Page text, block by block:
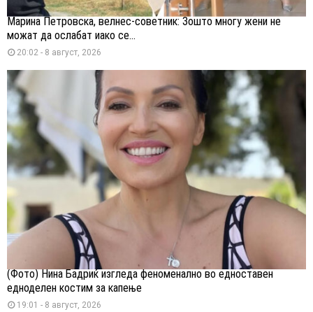
Марина Петровска, велнес-советник: Зошто многу жени не
можат да ослабат иако се...
20:02 - 8 август, 2026
(Фото) Нина Бадриќ изгледа феноменално во едноставен
едноделен костим за капење
19:01 - 8 август, 2026